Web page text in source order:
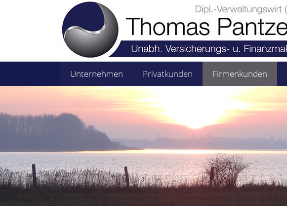
Unternehmen Privatkunden Firmenkunden